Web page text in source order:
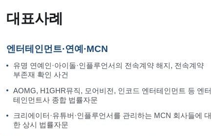
대표사례
엔터테인먼트·연예·MCN
유명 연예인·아이돌·인플루언서의 전속계약 해지, 전속계약
부존재 확인 사건
AOMG, H1GHR뮤직, 모어비전, 인코드 엔터테인먼트 등 엔터
테인먼트사 종합 법률자문
크리에이터·유튜버·인플루언서를 관리하는 MCN 회사들에 대
한 상시 법률자문